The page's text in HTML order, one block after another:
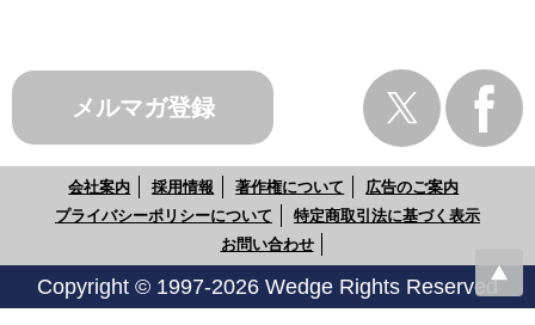
メルマガ登録
会社案内 採用情報 著作権について
広告のご案内
プライバシーポリシーについて
特定商取引法に基づく表示
お問い合わせ
Copyright © 1997-2026 Wedge Rights Reserved